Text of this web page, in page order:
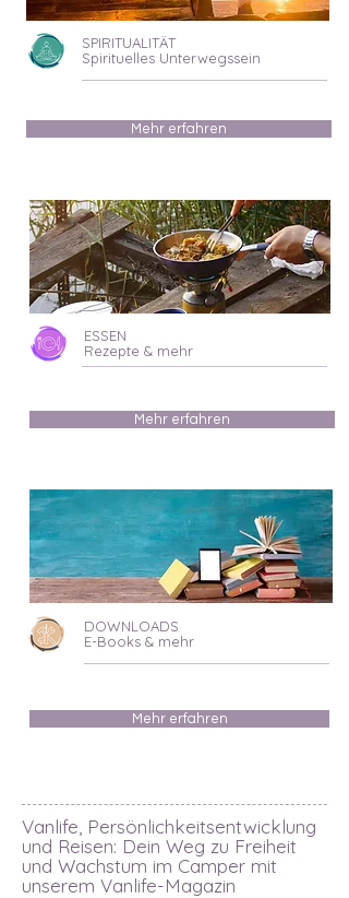
SPIRITUALITÄT
Spirituelles Unterwegssein
Mehr erfahren
ESSEN
Rezepte & mehr
Mehr erfahren
DOWNLOADS
E-Books & mehr
Mehr erfahren
Vanlife, Persönlichkeitsentwicklung
und Reisen: Dein Weg zu Freiheit
und Wachstum im Camper mit
unserem Vanlife-Magazin